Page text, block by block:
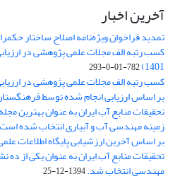
آخرین اخبار
تمدید فراخوان ویژه‌نامه اصلاح ساختار
1401)
782-01-0-293
کسب رتبه الف مجلات علمی پژوهشی در ارزیابی
تحقیقات منابع آب ایران به عنوان بهترین
زمینه مهندسی آب و آبیاری انتخاب شده
بر اساس آخرین ارزشیابی پایگاه اطلاعات
تحقیقات منابع آب ایران به عنوان یکی از ده
مهندسی انتخاب شد.1394-12-25